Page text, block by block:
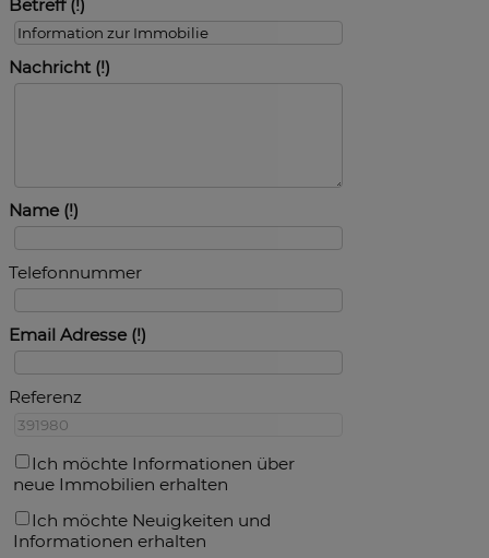
Betreff
Nachricht
Name
Telefonnummer
Email Adresse
Referenz
Ich möchte Informationen über
neue Immobilien erhalten
Ich möchte Neuigkeiten und
Informationen erhalten